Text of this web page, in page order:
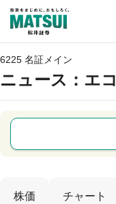
6225 名証メイン
ニュース ：エ
株価 チャート